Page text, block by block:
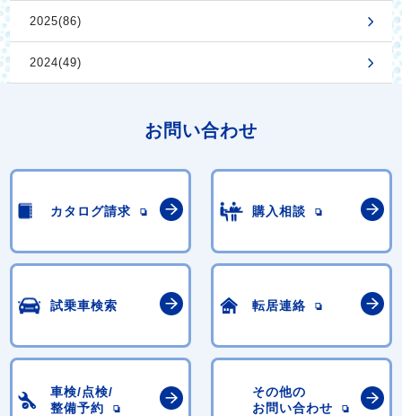
2025(86)
2024(49)
お問い合わせ
カタログ請求 購入相談
試乗車検索 転居連絡
車検/点検/
整備予約
その他の
お問い合わせ